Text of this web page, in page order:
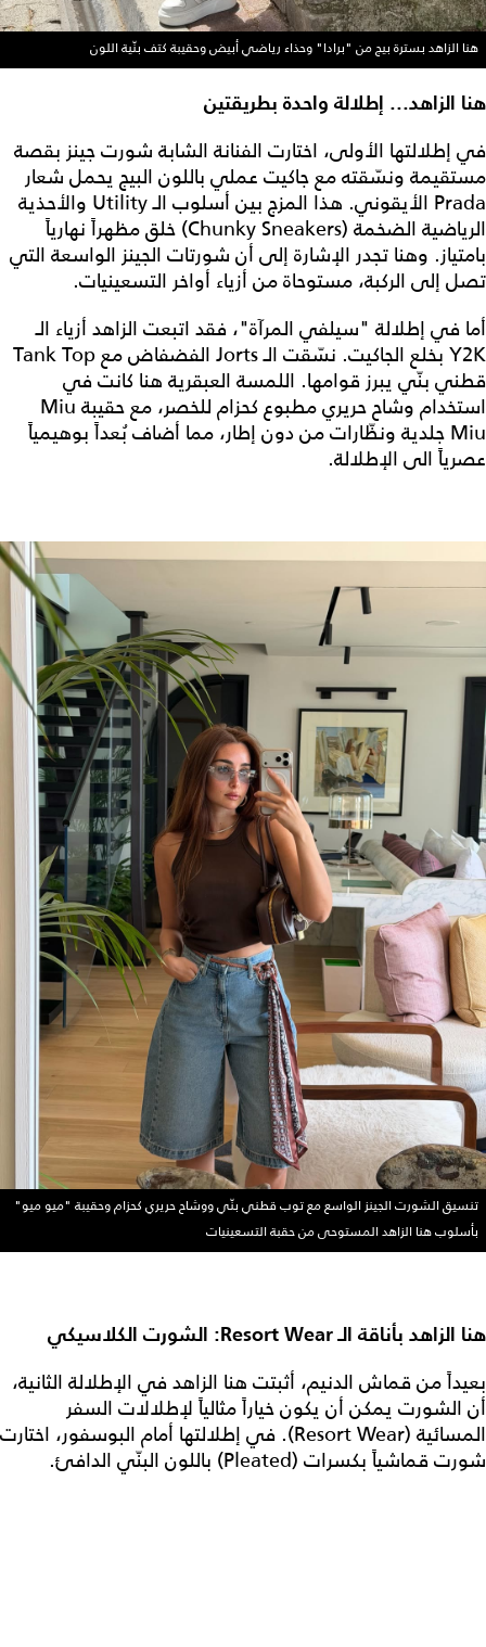
هنا الزاهد بسترة بيج من "برادا" وحذاء رياضي أبيض وحقيبة كتف بنّية اللون
هنا الزاهد... إطلالة واحدة بطريقتين
في إطلالتها الأولى، اختارت الفنانة الشابة شورت جينز بقصة
مستقيمة ونسّقته مع جاكيت عملي باللون البيج يحمل شعار
Prada الأيقوني. هذا المزج بين أسلوب الـ Utility والأحذية
الرياضية الضخمة (Chunky Sneakers) خلق مظهراً نهارياً
بامتياز. وهنا تجدر الإشارة إلى أن شورتات الجينز الواسعة التي
تصل إلى الركبة، مستوحاة من أزياء أواخر التسعينيات.
أما في إطلالة "سيلفي المرآة"، فقد اتبعت الزاهد أزياء الـ
Y2K بخلع الجاكيت. نسّقت الـ Jorts الفضفاض مع Tank Top
قطني بنّي يبرز قوامها. اللمسة العبقرية هنا كانت في
استخدام وشاح حريري مطبوع كحزام للخصر، مع حقيبة Miu
Miu جلدية ونظّارات من دون إطار، مما أضاف بُعداً بوهيمياً
عصرياً الى الإطلالة.
تنسيق الشورت الجينز الواسع مع توب قطني بنّي ووشاح حريري كحزام وحقيبة "ميو ميو"
بأسلوب هنا الزاهد المستوحى من حقبة التسعينيات
هنا الزاهد بأناقة الـ Resort Wear: الشورت الكلاسيكي
بعيداً من قماش الدنيم، أثبتت هنا الزاهد في الإطلالة الثانية،
أن الشورت يمكن أن يكون خياراً مثالياً لإطلالات السفر
المسائية (Resort Wear). في إطلالتها أمام البوسفور، اختارت
شورت قماشياً بكسرات (Pleated) باللون البنّي الدافئ.